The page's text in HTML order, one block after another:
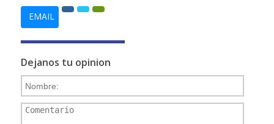
EMAIL
Dejanos tu opinion